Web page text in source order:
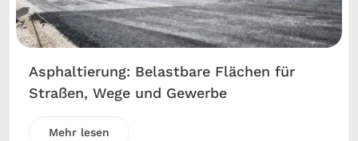
Asphaltierung: Belastbare Flächen für
Straßen, Wege und Gewerbe
Mehr lesen